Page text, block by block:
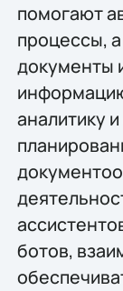
помогают
процессы,
документы
аналитику
ботов,